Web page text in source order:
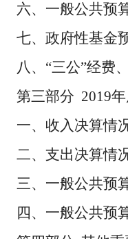
六、一般公共预
七、政府性基金
八、“三公”经费
第三部分 2019
一、收入决算情
二、支出决算情
三、一般公共预
四、一般公共预